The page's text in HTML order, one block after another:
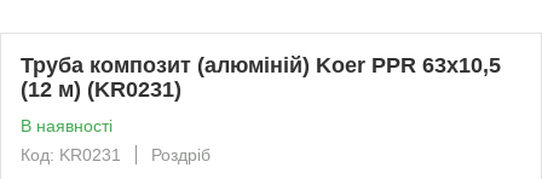
Труба композит (алюміній) Koer PPR 63x10,5
(12 м) (KR0231)
В наявності
Код: KR0231
Роздріб